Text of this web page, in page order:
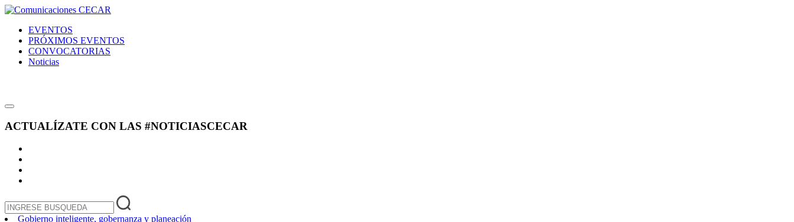
EVENTOS
PRÓXIMOS EVENTOS
CONVOCATORIAS
Noticias
ACTUALÍZATE CON LAS #NOTICIASCECAR
Gobierno inteligente, gobernanza y planeación